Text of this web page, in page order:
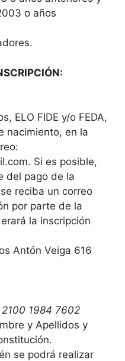
o años
ELO FIDE y/o FEDA,
nacimiento, en la
Si es posible,
del pago de la
reciba un correo
por parte de la
la inscripción
Antón Veiga 616
2100 1984 7602
y Apellidos y
se podrá realizar